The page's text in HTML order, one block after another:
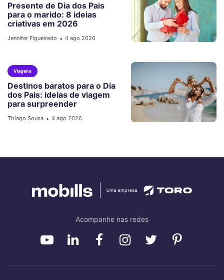
Presente de Dia dos Pais
para o marido: 8 ideias
criativas em 2026
Jennifer Figueiredo • 4 ago 2026
Viagens
Destinos baratos para o Dia
dos Pais: ideias de viagem
para surpreender
Thiago Sousa • 4 ago 2026
Acompanhe nas redes